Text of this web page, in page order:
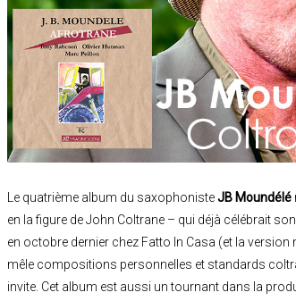
Le quatrième album du saxophonisteJB Moundélé
en la figure de John Coltrane – qui déjà célébrait
en octobre dernier chez Fatto In Casa (et la version
mêle compositions personnelles et standards
invite. Cet album est aussi un tournant dans la